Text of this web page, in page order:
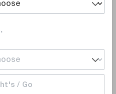
LMG641,
Ethernet, RS-232
/ Go